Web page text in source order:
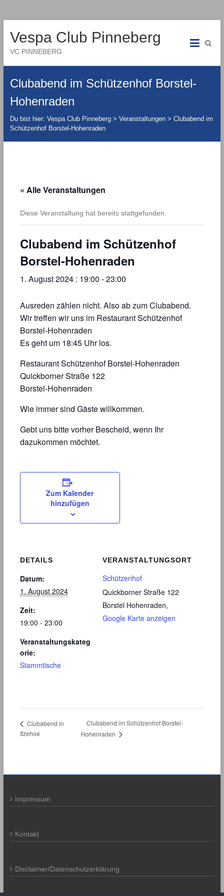
Vespa Club Pinneberg
VC PINNEBERG
Clubabend im Schützenhof Borstel-
Hohenraden
Du bist hier: Vespa Club Pinneberg> Veranstaltungen> Clubabend im
Schützenhof Borstel-Hohenraden
« Alle Veranstaltungen
Diese Veranstaltung hat bereits stattgefunden.
Clubabend im Schützenhof
Borstel-Hohenraden
1. August 2024 : 19:00 -23:00
Ausreden zählen nicht. Also ab zum Clubabend.
Wir treffen wir uns im Restaurant Schützenhof
Borstel-Hohenraden
Es geht um 18:45 Uhr los.
Restaurant Schützenhof Borstel-Hohenraden
Quickborner Straße 122
Borstel-Hohenraden
Wie immer sind Gäste willkommen.
Gebt uns bitte vorher Bescheid, wenn Ihr
dazukommen möchtet.
Zum Kalender
hinzufügen
DETAILS
Datum:
1. August 2024
Zeit:
19:00 - 23:00
Veranstaltungskateg
orie:
Stammtische
VERANSTALTUNGSORT
Schützenhof
Quickborner Straße 122
Borstel Hohenraden,
Google Karte anzeigen
Clubabend in
Itzehoe
Clubabend im Schützenhof Borstel-
Hohenraden
Impressum
Kontakt
Disclaimer/Datenschutzerklärung